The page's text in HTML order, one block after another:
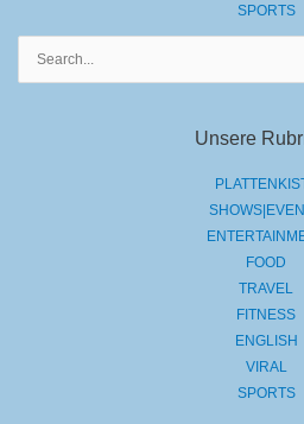
SPORTS
Unsere
FOOD
TRAVEL
FITNESS
ENGLISH
VIRAL
SPORTS